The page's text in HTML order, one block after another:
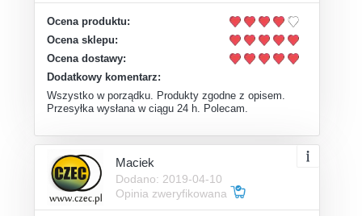
Ocena produktu:
Ocena sklepu:
Ocena dostawy:
Dodatkowy komentarz:
Wszystko w porządku. Produkty zgodne z opisem.
Przesyłka wysłana w ciągu 24 h. Polecam.
Maciek
Dodano: 2019-04-10
Opinia zweryfikowana